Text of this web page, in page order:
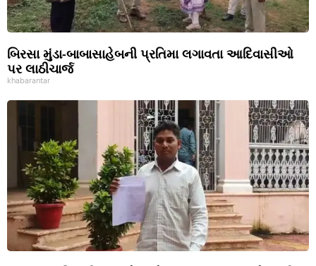
બિરસા મુંડા-બાબાસાહેબની પ્રતિમા લગાવતા આદિવાસીઓ
પર લાઠીચાર્જ
khabarantar